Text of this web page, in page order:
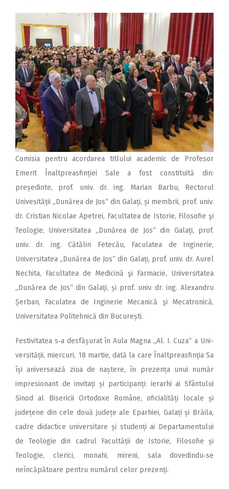
Comisia pentru acordarea titlului academic de Profesor
Emerit Înaltpreasfinției Sale a fost constituită din:
președinte, prof. univ. dr. ing. Marian Barbu, Rectorul
Univesității „Dunărea de Jos“ din Galați, și membrii, prof. univ.
dr. Cristian Nicolae Apetrei, Facultatea de Istorie, Filosofie şi
Teologie, Universitatea „Dunărea de Jos“ din Galați, prof.
univ. dr. ing. Cătălin Fetecău, Faculatea de Inginerie,
Universitatea „Dunărea de Jos“ din Galați, prof. univ. dr. Aurel
Nechita, Facultatea de Medicină şi Farmacie, Universitatea
„Dunărea de Jos“ din Galați, și prof. univ. dr. ing. Alexandru
Șerban, Faculatea de Inginerie Mecanică şi Mecatronică,
Universitatea Politehnică din București.
Festivitatea s‑a desfășurat în Aula Magna „Al. I. Cuza“ a Uni­
versității, miercuri, 18 martie, dată la care Înaltpreasfinția Sa
își aniversează ziua de naștere, în prezența unui număr
impresionant de invitați și participanți: ierarhi ai Sfântului
Sinod al Bisericii Ortodoxe Române, oficialități locale și
județene din cele două județe ale Eparhiei, Galați și Brăila,
cadre didactice universitare și studenți ai Departamentului
de Teologie din cadrul Facultății de Istorie, Filosofie și
Teologie, clerici, monahi, mireni, sala dovedindu‑se
neîncăpătoare pentru numărul celor prezenți.